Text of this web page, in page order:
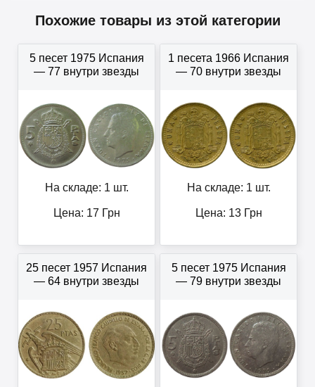
Похожие товары из этой категории
5 песет 1975 Испания
— 77 внутри звезды
На складе: 1 шт.
Цена: 17 Грн
1 песета 1966 Испания
— 70 внутри звезды
На складе: 1 шт.
Цена: 13Грн
25 песет 1957 Испания
— 64 внутри звезды
5 песет 1975 Испания
— 79 внутри звезды